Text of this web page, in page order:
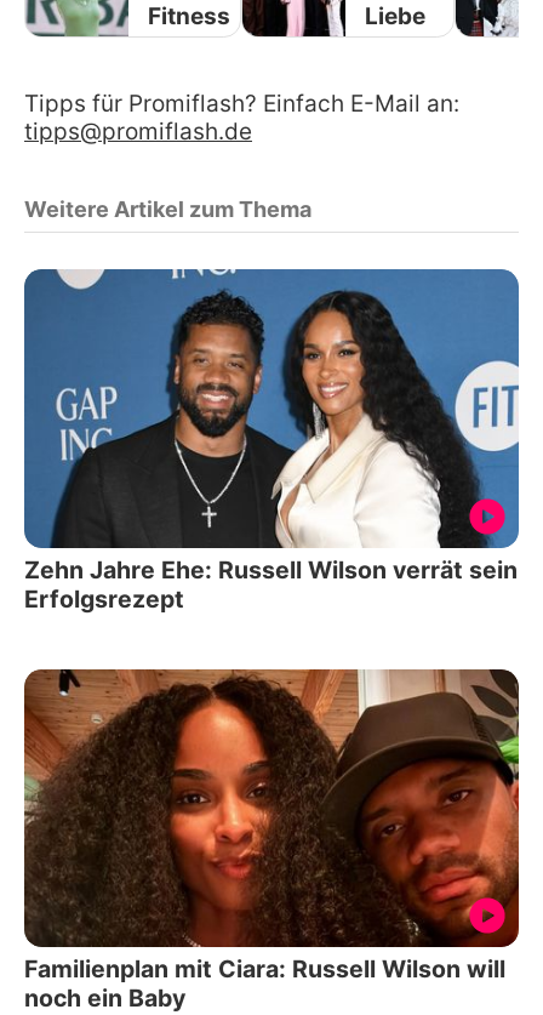
Fitness
Liebe
Tipps für Promiflash? Einfach E-Mail an:
tipps@promiflash.de
Weitere Artikel zum Thema
Zehn Jahre Ehe: Russell Wilson verrät sein
Erfolgsrezept
Familienplan mit Ciara: Russell Wilson will
noch ein Baby